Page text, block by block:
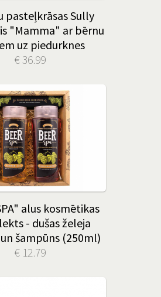
pasteļkrāsas Sully
"Mamma" ar bērnu
uz piedurknes
€ 36.99
alus kosmētikas
- dušas želeja
šampūns (250ml)
€ 12.79